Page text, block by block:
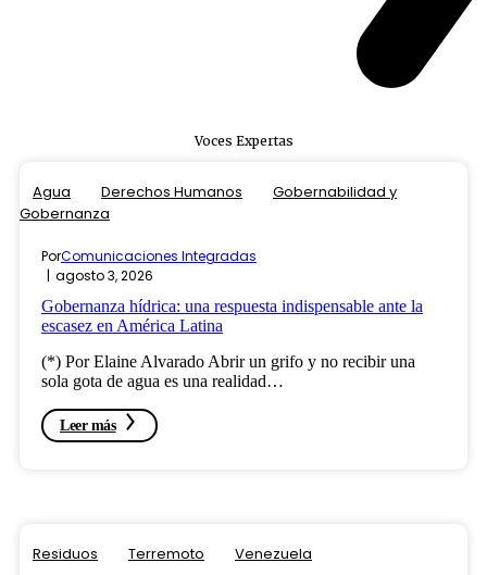
Voces Expertas
Agua Derechos Humanos
Gobernabilidad y
Gobernanza
PorComunicaciones Integradas
agosto 3, 2026
Gobernanza hídrica: una respuesta indispensable ante la
escasez en América Latina
(*) Por Elaine Alvarado Abrir un grifo y no recibir una
sola gota de agua es una realidad…
Leer más
Residuos Terremoto Venezuela